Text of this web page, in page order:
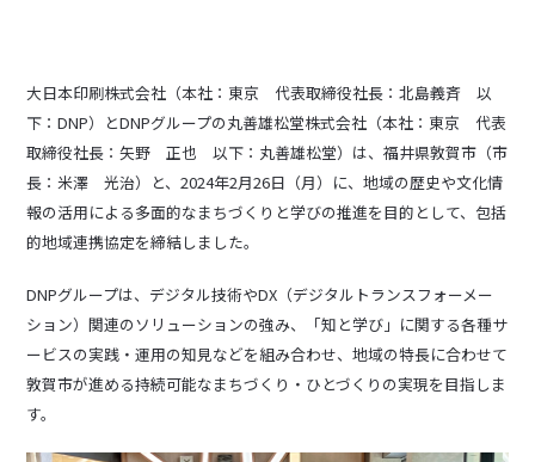
大日本印刷株式会社（本社：東京 代表取締役社長：北島義斉 以
下：DNP）とDNPグループの丸善雄松堂株式会社（本社：東京 代表
取締役社長：矢野 正也 以下：丸善雄松堂）は、福井県敦賀市（市
長：米澤 光治）と、2024年2月26日（月）に、地域の歴史や文化情
報の活用による多面的なまちづくりと学びの推進を目的として、包括
的地域連携協定を締結しました。
DNPグループは、デジタル技術やDX（デジタルトランスフォーメー
ション）関連のソリューションの強み、「知と学び」に関する各種サ
ービスの実践・運用の知見などを組み合わせ、地域の特長に合わせて
敦賀市が進める持続可能なまちづくり・ひとづくりの実現を目指しま
す。